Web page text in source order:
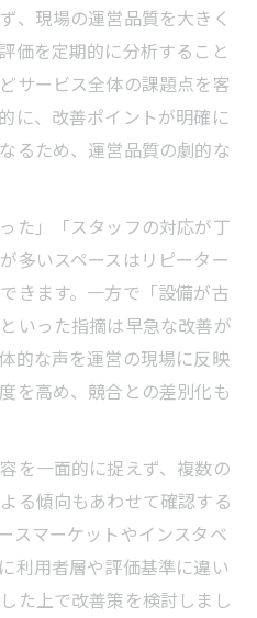
価が選ばれる理由を深
価改善で検索順位を上
イト比較と集客効果の
評価で新規顧客を獲得す
率的レンタルスペース運
用者評価を運営改善に
用者評価で判明する運
価をもとにした効率化
、現場の運営品質を大きく
価を定期的に分析すること
サービス全体の課題点を客
に、改善ポイントが明確に
るため、運営品質の劇的な
た」「スタッフの対応が丁
多いスペースはリピーター
きます。一方で「設備が古
いった指摘は早急な改善が
的な声を運営の現場に反映
を高め、競合との差別化も
を一面的に捉えず、複数の
る傾向もあわせて確認する
スマーケットやインスタベ
利用者層や評価基準に違い
た上で改善策を検討しまし